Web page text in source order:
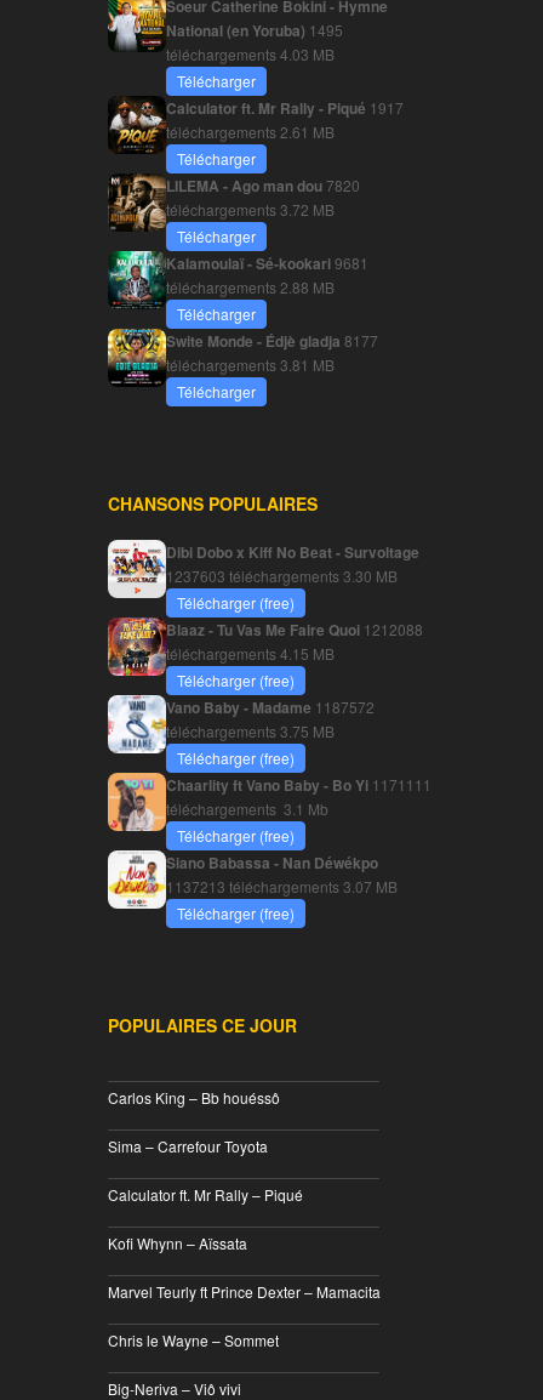
Soeur Catherine Bokini - Hymne
National (en Yoruba) 1495
téléchargements4.03 MB
Télécharger
Calculator ft. Mr Rally - Piqué 1917
téléchargements 2.61 MB
Télécharger
LILEMA - Ago man dou7820
téléchargements3.72 MB
Télécharger
Kalamoulaï - Sé-kookari9681
téléchargements 2.88 MB
Télécharger
Swite Monde - Édjè gladja 8177
téléchargements3.81 MB
Télécharger
CHANSONS POPULAIRES
Dibi Dobo x Kiff No Beat - Survoltage
1237603 téléchargements3.30 MB
Télécharger (free)
Blaaz - Tu Vas Me Faire Quoi 1212088
téléchargements4.15 MB
Télécharger (free)
Vano Baby - Madame 1187572
téléchargements3.75 MB
Télécharger (free)
Chaarlity ft Vano Baby - Bo Yi 1171111
téléchargements 3.1 Mb
Télécharger (free)
Siano Babassa - Nan Déwékpo
1137213 téléchargements3.07 MB
Télécharger (free)
POPULAIRES CE JOUR
Carlos King – Bb houéssô
Sima – Carrefour Toyota
Calculator ft. Mr Rally – Piqué
Kofi Whynn – Aïssata
Marvel Teurly ft Prince Dexter – Mamacita
Chris le Wayne – Sommet
Big-Neriva – Viô vivi